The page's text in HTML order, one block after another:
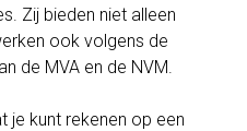
Zij bieden niet alleen
ook volgens de
de MVA en de NVM.
je kunt rekenen op een